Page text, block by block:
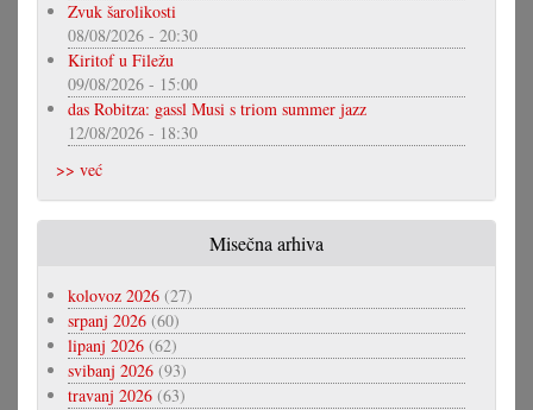
Zvuk šarolikosti
08/08/2026 - 20:30
Kiritof u Filežu
09/08/2026 - 15:00
das Robitza: gassl Musi s triom summer jazz
12/08/2026 - 18:30
>> već
Misečna arhiva
kolovoz 2026 (27)
srpanj 2026 (60)
lipanj 2026 (62)
svibanj 2026 (93)
travanj 2026 (63)